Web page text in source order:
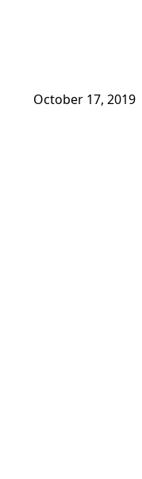
October 17, 2019